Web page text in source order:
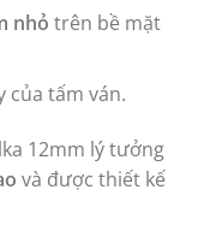
nhỏ trên bề mặt
của tấm ván.
12mm lý tưởng
và được thiết kế